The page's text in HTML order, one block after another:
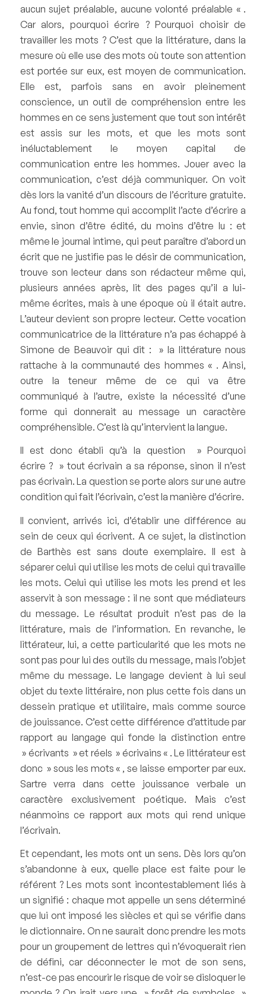
aucun sujet préalable, aucune volonté préalable « .
Car alors, pourquoi écrire ? Pourquoi choisir de
travailler les mots ? C’est que la littérature, dans la
mesure où elle use des mots où toute son attention
est portée sur eux, est moyen de communication.
Elle est, parfois sans en avoir pleinement
conscience, un outil de compréhension entre les
hommes en ce sens justement que tout son intérêt
est assis sur les mots, et que les mots sont
inéluctablement le moyen capital de
communication entre les hommes. Jouer avec la
communication, c’est déjà communiquer. On voit
dès lors la vanité d’un discours de l’écriture gratuite.
Au fond, tout homme qui accomplit l’acte d’écrire a
envie, sinon d’être édité, du moins d’être lu : et
même le journal intime, qui peut paraître d’abord un
écrit que ne justifie pas le désir de communication,
trouve son lecteur dans son rédacteur même qui,
plusieurs années après, lit des pages qu’il a lui-
même écrites, mais à une époque où il était autre.
L’auteur devient son propre lecteur. Cette vocation
communicatrice de la littérature n’a pas échappé à
Simone de Beauvoir qui dit : » la littérature nous
rattache à la communauté des hommes « . Ainsi,
outre la teneur même de ce qui va être
communiqué à l’autre, existe la nécessité d’une
forme qui donnerait au message un caractère
compréhensible. C’est là qu’intervient la langue.
Il est donc établi qu’à la question » Pourquoi
écrire ? » tout écrivain a sa réponse, sinon il n’est
pas écrivain. La question se porte alors sur une autre
condition qui fait l’écrivain, c’est la manière d’écrire.
Il convient, arrivés ici, d’établir une différence au
sein de ceux qui écrivent. A ce sujet, la distinction
de Barthès est sans doute exemplaire. Il est à
séparer celui quiutilise les mots de celui quitravaille
les mots. Celui qui utilise les mots les prend et les
asservit à son message : il ne sont que médiateurs
du message. Le résultat produit n’est pas de la
littérature, mais de l’information. En revanche, le
littérateur, lui, a cette particularité que les mots ne
sont pas pour lui des outils du message, mais l’objet
même du message. Le langage devient à lui seul
objet du texte littéraire, non plus cette fois dans un
dessein pratique et utilitaire, mais comme source
de jouissance. C’est cette différence d’attitude par
rapport au langage qui fonde la distinction entre
» écrivants » et réels » écrivains « . Le littérateur est
donc » sous les mots « , se laisse emporter par eux.
Sartre verra dans cette jouissance verbale un
caractère exclusivement poétique. Mais c’est
néanmoins ce rapport aux mots qui rend unique
l’écrivain.
Et cependant, les mots ont un sens. Dès lors qu’on
s’abandonne à eux, quelle place est faite pour le
référent ? Les mots sont incontestablement liés à
un signifié : chaque mot appelle un sens déterminé
que lui ont imposé les siècles et qui se vérifie dans
le dictionnaire. On ne saurait donc prendre les mots
pour un groupement de lettres qui n’évoquerait rien
de défini, car déconnecter le mot de son sens,
n’est-ce pas encourir le risque de voir se disloquer le